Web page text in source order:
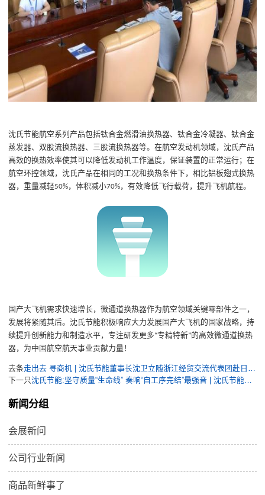
沈氏节能航空系列产品包括钛合金燃滑油换热器、钛合金冷凝器、钛合金
蒸发器、双股流换热器、三股流换热器等。在航空发动机领域，沈氏产品
高效的换热效率使其可以降低发动机工作温度，保证装置的正常运行；在
航空环控领域，沈氏产品在相同的工况和换热条件下，相比铝板翅式换热
器，重量减轻50%，体积减小70%，有效降低飞行载荷，提升飞机航程。
国产大飞机需求快速增长，微通道换热器作为航空领域关键零部件之一，
发展将紧随其后。沈氏节能积极响应大力发展国产大飞机的国家战略，持
续提升创新能力和制造水平，专注研发更多“专精特新”的高效微通道换热
器，为中国航空航天事业贡献力量！
去条
下一只
新闻分组
会展新问
公司行业新闻
商品新鲜事了